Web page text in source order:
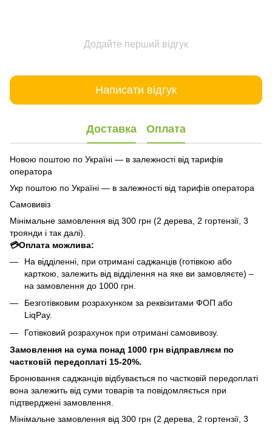
Додайте перший відгук
Написати відгук
Доставка Оплата
Новою поштою по Україні — в залежності від тарифів
оператора
Укр поштою по Україні — в залежності від тарифів оператора
Самовивіз
Мінімальне замовлення від 300 грн (2 дерева, 2 гортензії, 3
троянди і так далі).
💳Оплата можлива:
На відділенні, при отримані саджанців (готівкою або
карткою, залежить від відділення на яке ви замовляєте) –
на замовлення до 1000 грн.
Безготівковим розрахунком за реквізитами ФОП або
LiqPay.
Готівковий розрахунок при отримані самовивозу.
Замовлення на сума понад 1000 грн відправляєм по
частковій передоплаті 15-20%.
Бронювання саджанців відбувається по частковій передоплаті
вона залежить від суми товарів та повідомляється при
підтверджені замовлення.
Мінімальне замовлення від 300 грн (2 дерева, 2 гортензії, 3